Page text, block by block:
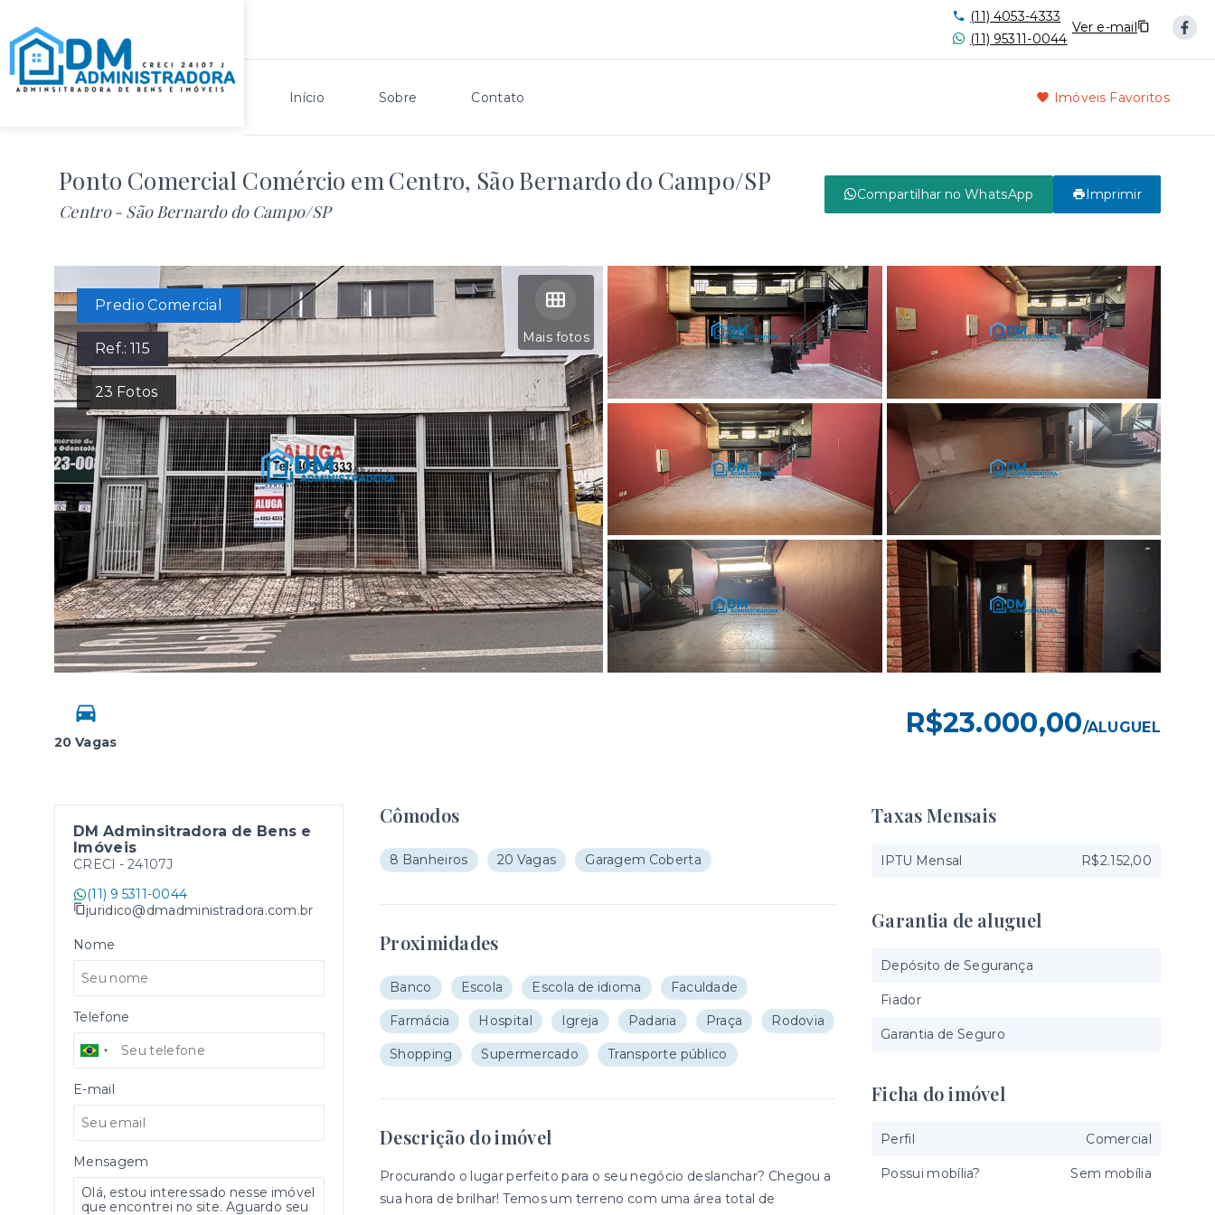
(11) 4053-4333
(11) 95311-0044
Ver e-mail
Início Sobre Contato Imóveis Favoritos
Ponto Comercial Comércio em Centro, São Bernardo do Campo/SP
Centro - São Bernardo do Campo/SP
Compartilhar no WhatsApp Imprimir
Mais fotos
Predio Comercial
Ref.:115
23 Fotos
20 Vagas
R$23.000,00/ALUGUEL
DM Adminsitradora de Bens e
Imóveis
CRECI - 24107J
(11) 9 5311-0044
juridico@dmadministradora.com.br
Nome
Telefone
E-mail
Mensagem
Cômodos
8 Banheiros 20 Vagas Garagem Coberta
Proximidades
Banco Escola Escola de idioma Faculdade
Farmácia Hospital Igreja Padaria Praça Rodovia
Shopping Supermercado Transporte público
Descrição do imóvel
Procurando o lugar perfeito para o seu negócio deslanchar? Chegou a
sua hora de brilhar! Temos um terreno com uma área total de
Taxas Mensais
IPTU Mensal R$2.152,00
Garantia de aluguel
Depósito de Segurança
Fiador
Garantia de Seguro
Ficha do imóvel
Perfil Comercial
Possui mobília? Sem mobília